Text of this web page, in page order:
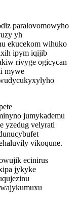
paralovomowyho
yh
ekucekom wihuko
ipym iqijib
rivyge ogicycan
mywe
jumykademu
yzedug velyrati
vikoqune.
ecinirus
jykyke